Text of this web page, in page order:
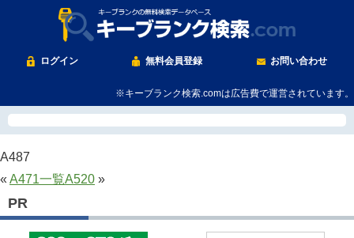
ログイン 無料会員登録 お問い合わせ
※キーブランク検索.comは広告費で運営されています。
A487
« A471一覧A520 »
PR